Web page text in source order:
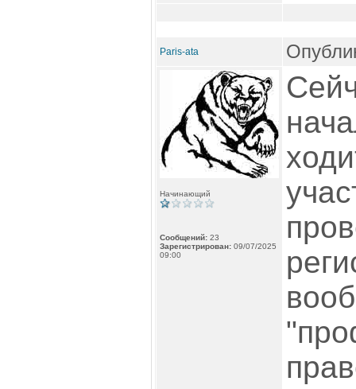
Paris-ata
Начинающий
Сообщений: 23
Зарегистрирован: 09/07/2025
09:00